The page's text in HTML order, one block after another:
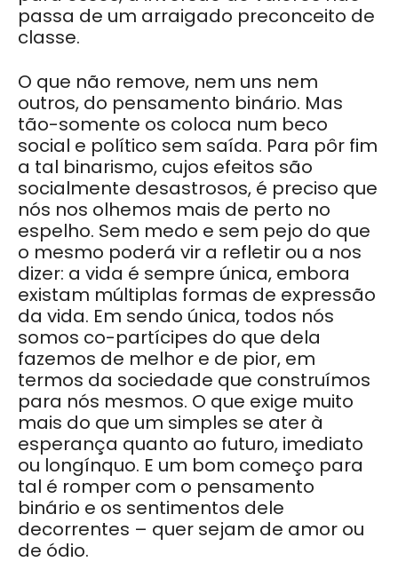
passa de um arraigado preconceito de
classe.
O que não remove, nem uns nem
outros, do pensamento binário. Mas
tão-somente os coloca num beco
social e político sem saída. Para pôr fim
a tal binarismo, cujos efeitos são
socialmente desastrosos, é preciso que
nós nos olhemos mais de perto no
espelho. Sem medo e sem pejo do que
o mesmo poderá vir a refletir ou a nos
dizer: a vida é sempre única, embora
existam múltiplas formas de expressão
da vida. Em sendo única, todos nós
somos co-partícipes do que dela
fazemos de melhor e de pior, em
termos da sociedade que construímos
para nós mesmos. O que exige muito
mais do que um simples se ater à
esperança quanto ao futuro, imediato
ou longínquo. E um bom começo para
tal é romper com o pensamento
binário e os sentimentos dele
decorrentes – quer sejam de amor ou
de ódio.